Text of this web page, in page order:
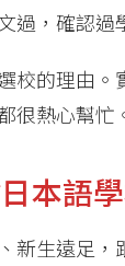
過，確認過
校的理由
很熱心幫忙
日本語
新生遠足